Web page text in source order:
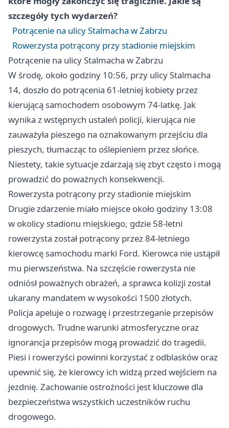
szczegóły tych wydarzeń?
Potrącenie na ulicy Stalmacha w Zabrzu
Rowerzysta potrącony przy stadionie miejskim
Potrącenie na ulicy Stalmacha w Zabrzu
W środę, około godziny 10:56, przy ulicy Stalmacha
14, doszło do potrącenia 61-letniej kobiety przez
kierującą samochodem osobowym 74-latkę. Jak
wynika z wstępnych ustaleń policji, kierująca nie
zauważyła pieszego na oznakowanym przejściu dla
pieszych, tłumacząc to oślepieniem przez słońce.
Niestety, takie sytuacje zdarzają się zbyt często i mogą
prowadzić do poważnych konsekwencji.
Rowerzysta potrącony przy stadionie miejskim
Drugie zdarzenie miało miejsce około godziny 13:08
w okolicy stadionu miejskiego, gdzie 58-letni
rowerzysta został potrącony przez 84-letniego
kierowcę samochodu marki Ford. Kierowca nie ustąpił
mu pierwszeństwa. Na szczęście rowerzysta nie
odniósł poważnych obrażeń, a sprawca kolizji został
ukarany mandatem w wysokości 1500 złotych.
Policja apeluje o rozwagę i przestrzeganie przepisów
drogowych. Trudne warunki atmosferyczne oraz
ignorancja przepisów mogą prowadzić do tragedii.
Piesi i rowerzyści powinni korzystać z odblasków oraz
upewnić się, że kierowcy ich widzą przed wejściem na
jezdnię. Zachowanie ostrożności jest kluczowe dla
bezpieczeństwa wszystkich uczestników ruchu
drogowego.